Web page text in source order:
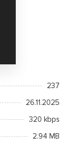
237
26.11.2025
320 kbps
2.94 MB